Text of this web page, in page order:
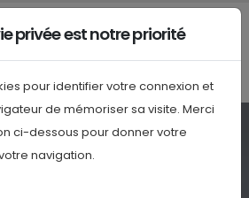
privée est notre priorité
pour identifier votre connexion et
de mémoriser sa visite. Merci
ci-dessous pour donner votre
navigation.